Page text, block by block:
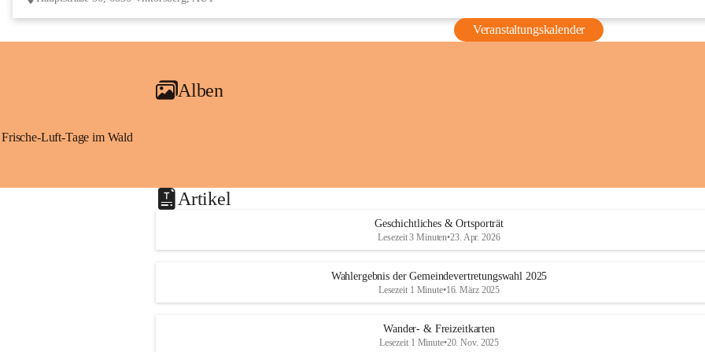
Veranstaltungskalender
Alben
Frische-Luft-Tage im Wald
Artikel
Geschichtliches & Ortsporträt
Lesezeit 3 Minuten•23. Apr. 2026
Wahlergebnis der Gemeindevertretungswahl 2025
Lesezeit 1 Minute•16. März 2025
Wander- & Freizeitkarten
Lesezeit 1 Minute•20. Nov. 2025